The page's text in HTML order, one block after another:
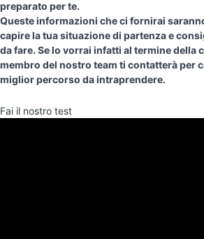
preparato per te.
Queste informazioni che ci fornirai
capire la tua situazione di partenza e
da fare. Se lo vorrai infatti al termine della
membro del nostro team ti contatterà per
miglior percorso da intraprendere.
Fai il nostro test